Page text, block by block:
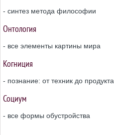
- синтез метода философии
Онтология
- все элементы картины мира
Когниция
- познание: от техник до продукта
Социум
- все формы обустройства